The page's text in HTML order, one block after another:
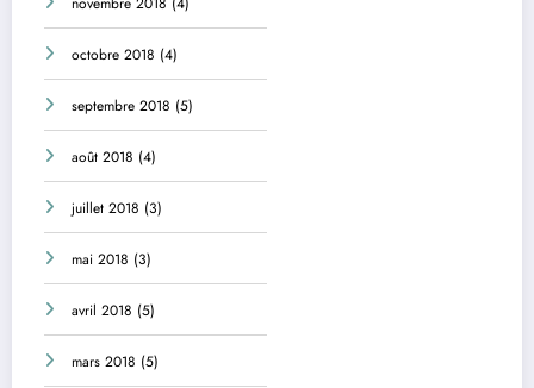
octobre 2018 (4)
septembre 2018 (5)
août 2018 (4)
juillet 2018 (3)
mai 2018 (3)
avril 2018 (5)
mars 2018 (5)